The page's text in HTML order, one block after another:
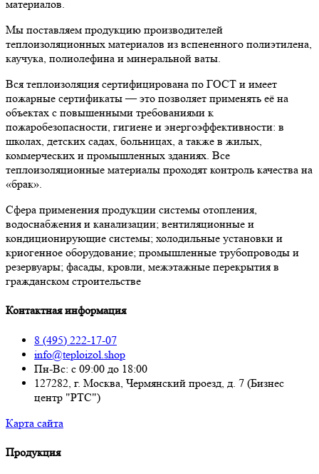
материалов.
Мы поставляем продукцию производителей
теплоизоляционных материалов из вспененного полиэтилена,
каучука, полиолефина и минеральной ваты.
Вся теплоизоляция сертифицирована по ГОСТ и имеет
пожарные сертификаты — это позволяет применять её на
объектах с повышенными требованиями к
пожаробезопасности, гигиене и энергоэффективности: в
школах, детских садах, больницах, а также в жилых,
коммерческих и промышленных зданиях. Все
теплоизоляционные материалы проходят контроль качества на
«брак».
Сфера применения продукции системы отопления,
водоснабжения и канализации; вентиляционные и
кондиционирующие системы; холодильные установки и
криогенное оборудование; промышленные трубопроводы и
резервуары; фасады, кровли, межэтажные перекрытия в
гражданском строительстве
Контактная информация
8 (495) 222-17-07
info@teploizol.shop
Пн-Вс: с 09:00 до 18:00
127282, г. Москва, Чермянский проезд, д. 7 (Бизнес
центр "РТС")
Карта сайта
Продукция